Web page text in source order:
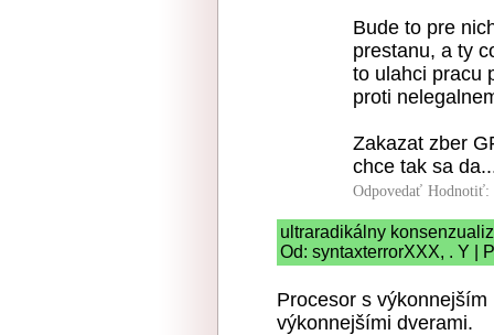
Bude to pre
prestanu, a ty
to ulahci pracu
proti
Zakazat zber
chce tak sa
Odpovedať Hodnotiť:
ultraradikálny
Od: syntaxterrorXXX, . Y |
Procesor s
výkonnejšími dverami.